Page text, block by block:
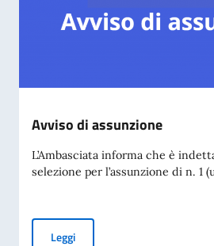
Avviso di assunzione
L’Ambasciata informa che è
selezione per l’assunzione di n. 1
LeggiAvviso di assunzione